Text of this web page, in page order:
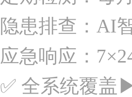
隐患排查：AI
应急响应：
✅ 全系统覆